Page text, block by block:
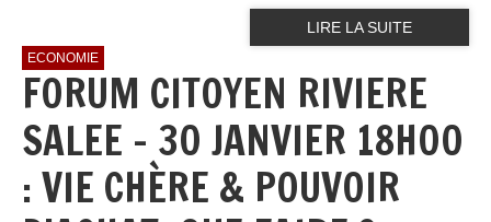
LIRE LA SUITE
ECONOMIE
FORUM CITOYEN RIVIERE
SALEE - 30 JANVIER 18H00
: VIE CHÈRE & POUVOIR